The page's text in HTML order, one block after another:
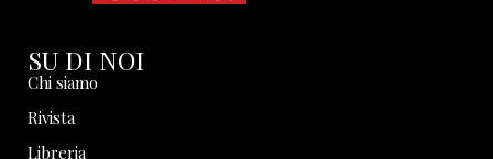
SU DI NOI
Chi siamo
Rivista
Libreria